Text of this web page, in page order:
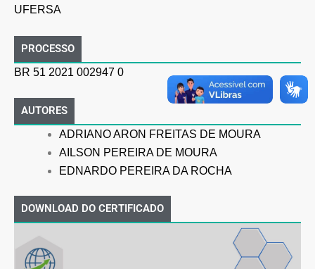
UFERSA
PROCESSO
BR 51 2021 002947 0
AUTORES
ADRIANO ARON FREITAS DE MOURA
AILSON PEREIRA DE MOURA
EDNARDO PEREIRA DA ROCHA
DOWNLOAD DO CERTIFICADO